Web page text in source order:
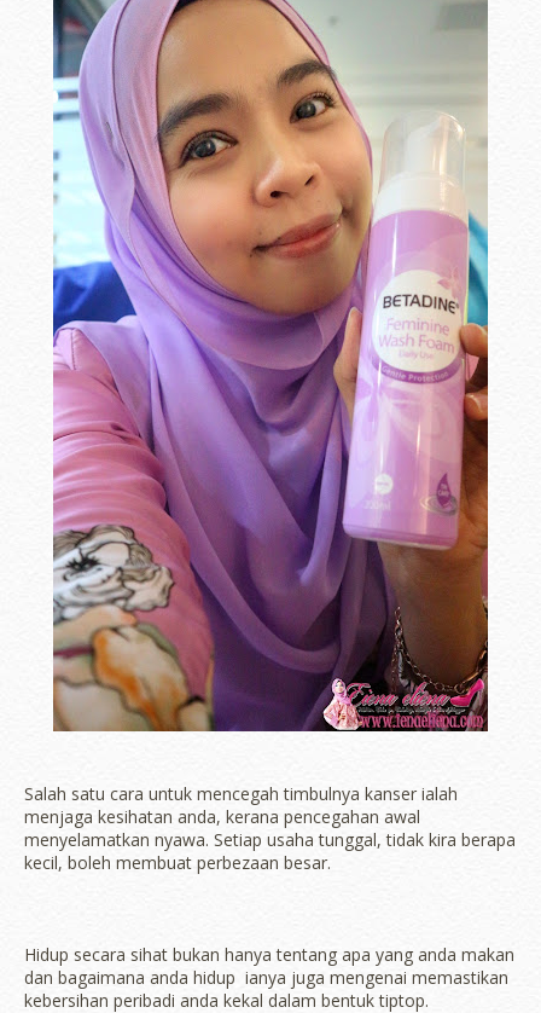
Salah satu cara untuk mencegah timbulnya kanser ialah
menjaga kesihatan anda, kerana pencegahan awal
menyelamatkan nyawa. Setiap usaha tunggal, tidak kira berapa
kecil, boleh membuat perbezaan besar.
Hidup secara sihat bukan hanya tentang apa yang anda makan
dan bagaimana anda hidup ianya juga mengenai memastikan
kebersihan peribadi anda kekal dalam bentuk tiptop.